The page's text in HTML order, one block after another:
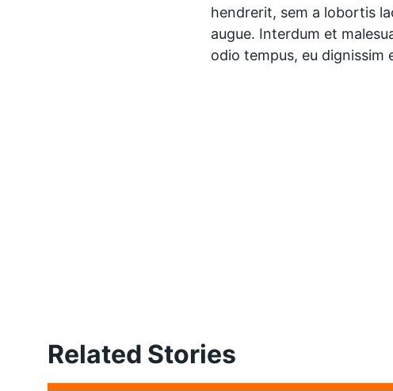
hendrerit, sem a lobortis
augue. Interdum et
odio tempus, eu dignissim
Related Stories